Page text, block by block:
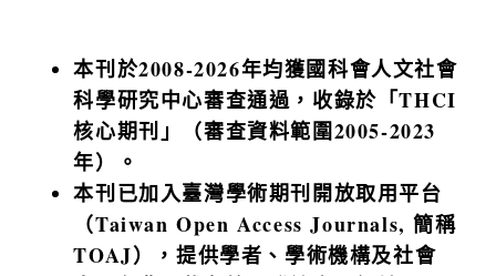
本刊於2008-2026年均獲國科會人文社會
科學研究中心審查通過，收錄於「THCI
核心期刊」（審查資料範圍2005-2023
年）。
本刊已加入臺灣學術期刊開放取用平台
（Taiwan Open Access Journals, 簡稱
TOAJ），提供學者、學術機構及社會